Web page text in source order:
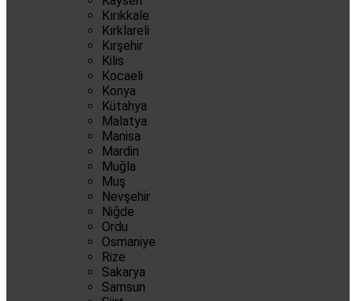
Kırıkkale
Kırklareli
Kırşehir
Kilis
Kocaeli
Konya
Kütahya
Malatya
Manisa
Mardin
Muğla
Muş
Nevşehir
Niğde
Ordu
Osmaniye
Rize
Sakarya
Samsun